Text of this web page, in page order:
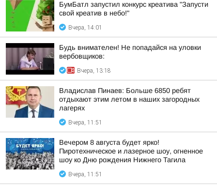
БумБатл запустил конкурс креатива "Запусти
свой креатив в небо!"
Вчера, 14:01
Будь внимателен! Не попадайся на уловки
вербовщиков:
Вчера, 13:18
Владислав Пинаев: Больше 6850 ребят
отдыхают этим летом в наших загородных
лагерях
Вчера, 11:51
Вечером 8 августа будет ярко!
Пиротехническое и лазерное шоу, огненное
шоу ко Дню рождения Нижнего Тагила
Вчера, 11:51